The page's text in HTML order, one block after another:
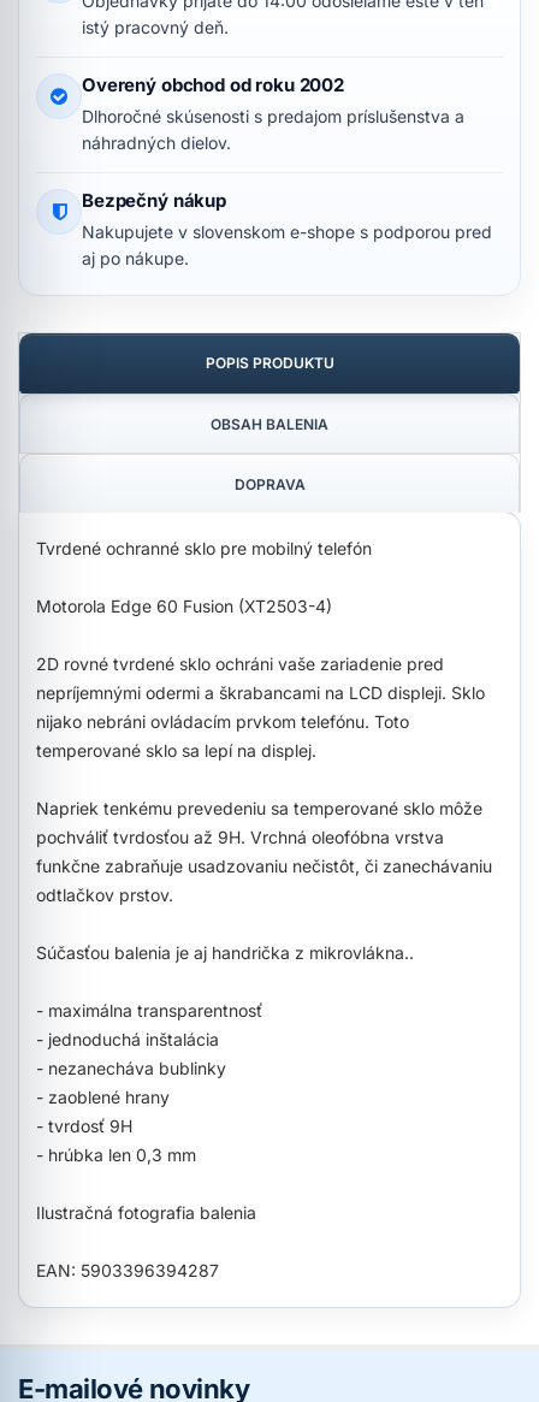
istý pracovný deň.
Overený obchod od roku 2002
Dlhoročné skúsenosti s predajom príslušenstva a
náhradných dielov.
Bezpečný nákup
Nakupujete v slovenskom e-shope s podporou pred
aj po nákupe.
POPIS PRODUKTU
OBSAH BALENIA
DOPRAVA
Tvrdené ochranné sklo pre mobilný telefón
Motorola Edge 60 Fusion (XT2503-4)
2D rovné tvrdené sklo ochráni vaše zariadenie pred
nepríjemnými odermi a škrabancami na LCD displeji. Sklo
nijako nebráni ovládacím prvkom telefónu. Toto
temperované sklo sa lepí na displej.
Napriek tenkému prevedeniu sa temperované sklo môže
pochváliť tvrdosťou až 9H. Vrchná oleofóbna vrstva
funkčne zabraňuje usadzovaniu nečistôt, či zanechávaniu
odtlačkov prstov.
Súčasťou balenia je aj handrička z mikrovlákna..
- maximálna transparentnosť
- jednoduchá inštalácia
- nezanecháva bublinky
- zaoblené hrany
- tvrdosť 9H
- hrúbka len 0,3 mm
Ilustračná fotografia balenia
EAN: 5903396394287
E-mailové novinky